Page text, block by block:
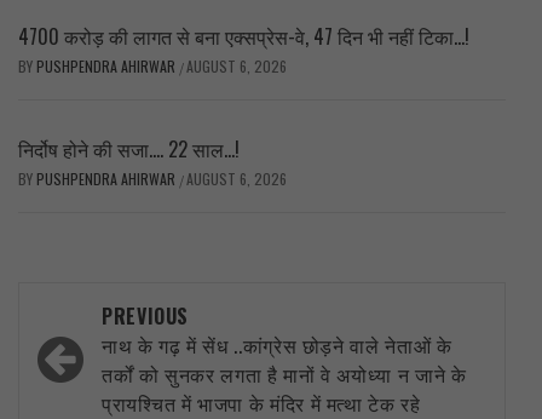
4700 करोड़ की लागत से बना एक्सप्रेस-वे, 47 दिन भी नहीं टिका…!
BY PUSHPENDRA AHIRWAR /AUGUST 6, 2026
निर्दोष होने की सजा…. 22 साल…!
BY PUSHPENDRA AHIRWAR /AUGUST 6, 2026
navigation
PREVIOUS
नाथ के गढ़ में सेंध ..कांग्रेस छोड़ने वाले नेताओं के
तर्कों को सुनकर लगता है मानों वे अयोध्या न जाने के
प्रायश्चित में भाजपा के मंदिर में मत्था टेक रहे